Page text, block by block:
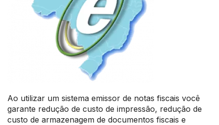
Ao utilizar um sistema emissor de notas fiscais você
garante redução de custo de impressão, redução de
custo de armazenagem de documentos fiscais e